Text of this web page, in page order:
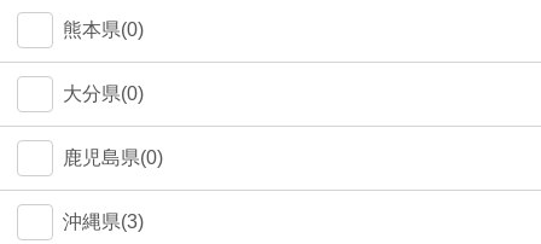
熊本県(0)
大分県(0)
鹿児島県(0)
沖縄県(3)